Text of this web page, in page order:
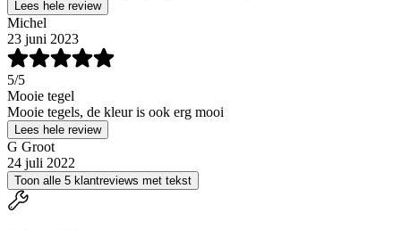
Lees hele review
Michel
23 juni 2023
5/5
Mooie tegel
Mooie tegels, de kleur is ook erg mooi
Lees hele review
G Groot
24 juli 2022
Toon alle 5 klantreviews met tekst